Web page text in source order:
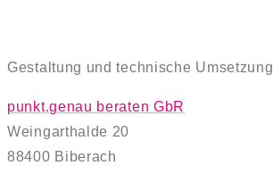
Gestaltung und technische Umsetzung
punkt.genau beraten GbR
Weingarthalde 20
88400 Biberach